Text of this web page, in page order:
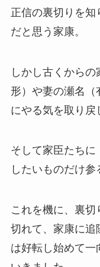
正信の裏切りを知
だと思う家康。
しかし古くから
形）や妻の瀬名（
にやる気を取り戻
そして家臣たちに
したいものだけ参
これを機に、裏
切れて、家康に追
は好転し始めて一